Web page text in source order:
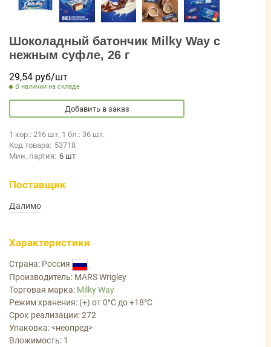
Шоколадный батончик Milky Way с
нежным суфле, 26 г
29,54 руб/шт
В наличии на складе
Добавить в заказ
1 кор.: 216 шт; 1 бл.: 36 шт.
Код товара: 53718
Мин. партия: 6 шт
Поставщик
Далимо
Характеристики
Страна: Россия
Производитель: MARS Wrigley
Торговая марка: Milky Way
Режим хранения: (+) от 0°С до +18°С
Срок реализации: 272
Упаковка: <неопред>
Вложимость: 1